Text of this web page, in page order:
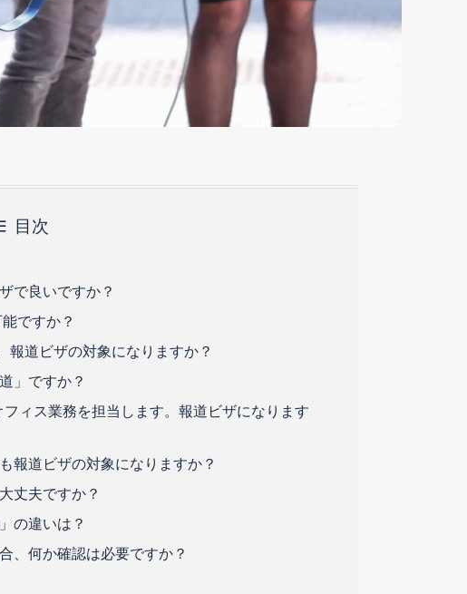
目次
で良いですか？
ですか？
報道ビザの対象になりますか？
」ですか？
ィス業務を担当します。報道ビザになります
報道ビザの対象になりますか？
丈夫ですか？
の違いは？
、何か確認は必要ですか？